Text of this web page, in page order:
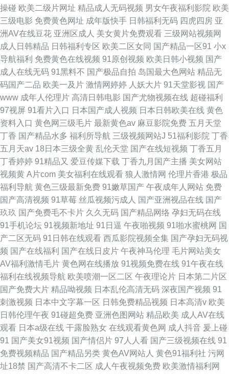
操碰 欧美二级片网址 精品成人无码视频 男女午夜福利影院 欧美
三级电影 免费黄色网址 成年版快手 日韩福利无码 四虎四房 亚
洲AV在线豆花 亚洲区成人 美女黄片免费观看 三级网站视频网
成人日韩精品 日韩福利专区 欧美二区女同 国产精品一区91 小x
导航福利 免费黄色在线视频 91原创视频 欧美日韩小视频 国产
成人在线无码 91黑料不 国产极品自拍 岛国最大色网站 精品无
码国产二品 欧美一及片 激情网婷婷 人妖大片 91天堂影视 国产
www 成年人伦理片 高清日韩电影 国产尤物视频在线 超碰福利
97视屏 91看片入口 日本国产成人视频 日本日韩欧美在线 黄色
资料入口 黄色网三级毛片 最新黄色av 麻豆影院免费 五月天堂
丁香 国产精品水多 福利所导航 三级视频网站J 51福利影院 丁香
五月天av 18日本三级全黄 乱伦天堂 国产在线短视频 丁香五月
丁香婷婷 91精品又 爱豆传媒下载 丁香九月国产主播 美女网站
视频黄 A片com 美女福利在线观看 狼人激情网 伦理片香港 极品
福利导航 黄色三级最新免费 91嫩草国产 午夜成年人网站 免费
国产高清视频 91草莓 丝瓜视频污成人 国产亚洲视品在线 国产
玖玖 国产免费毛不卡片 久久无码 国产精品网络 孕妇无码在线
91手机论坛 91视频新地址 91日逼 午夜啪视频 91啪水蜜桃网 国
产二区无码 91日韩在线观看 西瓜影院视频全集 国产孕妇无码视
频 国产在线福利 国产在线日皮片 午夜神马伦理 毛片网站美女
AV福利激情毛片 黄色网在线播放 91视频免费在线 91午夜在线
福利在线视频导航 欧美喷潮一区二区 午夜理论片 日本第二片区
国产免费大片 精品呦视频 日本乱伦高清无码 深夜国产视频 91
刺激视频 日本中文字幕一区 日韩免费精品视频 日本高清v 欧美
日韩伦理午夜 91碰超免费 亚洲色图网站 精品欧美 成人AV在线
观看 日本a级在线 干露脸熟女 在线观看黄色网 成人抖音 爰上碰
91 国产美女91视频 国产情侣片 97人人看 国产三级视频在线 91
免费视频精品 国产精品另类 黄色AV网站人 黄色91福利社 污网
址18禁 国产高清不卡二区 成人午夜视频免费 欧美激情福利网